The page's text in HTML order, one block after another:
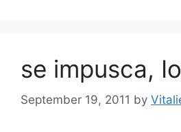
se impusca,
September 19, 2011 by